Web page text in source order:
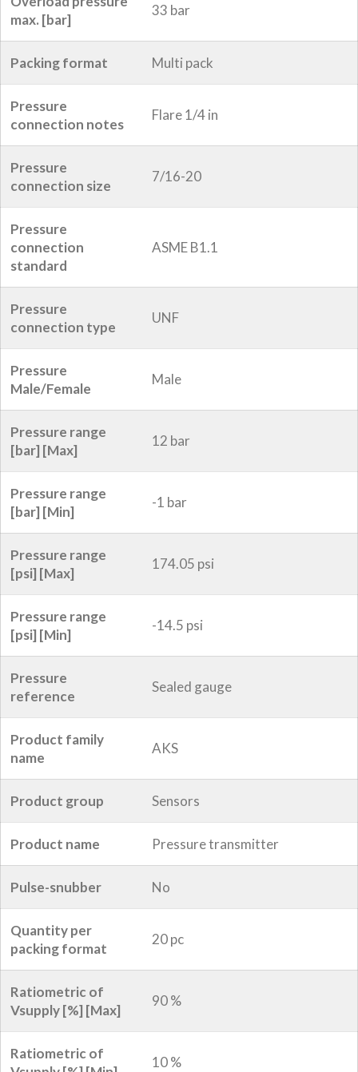
max. [bar]
33 bar
Packing format Multi pack
Pressure
connection notes
Flare 1/4 in
Pressure
connection size
7/16-20
Pressure
connection
standard
ASME B1.1
Pressure
connection type
UNF
Pressure
Male/Female
Male
Pressure range
[bar] [Max]
12 bar
Pressure range
[bar] [Min]
-1 bar
Pressure range
[psi] [Max]
174.05 psi
Pressure range
[psi] [Min]
-14.5 psi
Pressure
reference
Sealed gauge
Product family
name
AKS
Product group Sensors
Product name Pressure transmitter
Pulse-snubber No
Quantity per
packing format
20 pc
Ratiometric of
Vsupply [%] [Max]
90 %
Ratiometric of
10 %